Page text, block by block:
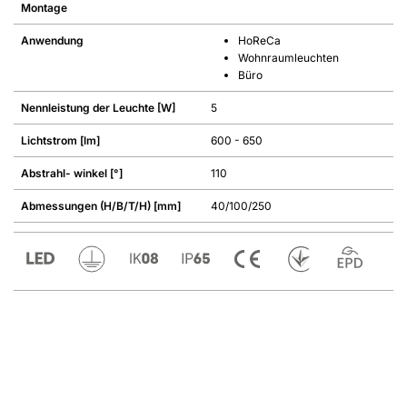
Montage
Anwendung
HoReCa
Wohnraumleuchten
Büro
Nennleistung der Leuchte [W] 5
Lichtstrom [lm] 600 - 650
Abstrahl- winkel [°] 110
Abmessungen (H/B/T/H) [mm] 40/100/250